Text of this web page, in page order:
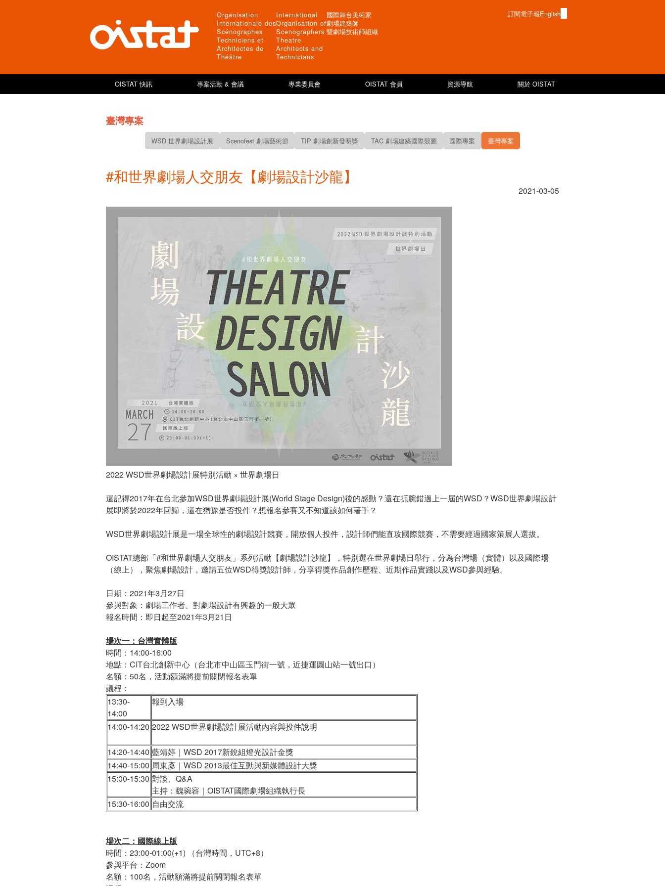
Organisation
Internationale des
Scénographes
Techniciens et
Architectes de
Théâtre
International
Organisation of
Scenographers
Theatre
Architects and
Technicians
國際舞台美術家
劇場建築師
暨劇場技術師組織
訂閱電子報English
OISTAT 快訊 專案活動 & 會議 專業委員會 OISTAT 會員 資源導航 關於 OISTAT
臺灣專案
WSD 世界劇場設計展 Scenofest 劇場藝術節 TIP 劇場創新發明獎 TAC 劇場建築國際競圖 國際專案 臺灣專案
#和世界劇場人交朋友【劇場設計沙龍】
2021-03-05
2022 WSD世界劇場設計展特別活動 × 世界劇場日
還記得2017年在台北參加WSD世界劇場設計展(World Stage Design)後的感動？還在扼腕錯過上一屆的WSD？WSD世界劇場設計
展即將於2022年回歸，還在猶豫是否投件？想報名參賽又不知道該如何著手？
WSD世界劇場設計展是一場全球性的劇場設計競賽，開放個人投件，設計師們能直攻國際競賽，不需要經過國家策展人選拔。
OISTAT總部「#和世界劇場人交朋友」系列活動【劇場設計沙龍】，特別選在世界劇場日舉行，分為台灣場（實體）以及國際場
（線上），聚焦劇場設計，邀請五位WSD得獎設計師，分享得獎作品創作歷程、近期作品實踐以及WSD參與經驗。
日期：2021年3月27日
參與對象：劇場工作者、對劇場設計有興趣的一般大眾
報名時間：即日起至2021年3月21日
場次一：台灣實體版
時間：14:00-16:00
地點：CIT台北創新中心（台北市中山區玉門街一號，近捷運圓山站一號出口）
名額：50名，活動額滿將提前關閉報名表單
議程：
13:30-
14:00
報到入場
14:00-14:20 2022 WSD世界劇場設計展活動內容與投件說明
14:20-14:40 藍靖婷｜WSD 2017新銳組燈光設計金獎
14:40-15:00 周東彥｜WSD 2013最佳互動與新媒體設計大獎
15:00-15:30 對談、Q&A
主持：魏琬容｜OISTAT國際劇場組織執行長
15:30-16:00 自由交流
場次二：國際線上版
時間：23:00-01:00(+1) （台灣時間，UTC+8）
參與平台：Zoom
名額：100名，活動額滿將提前關閉報名表單